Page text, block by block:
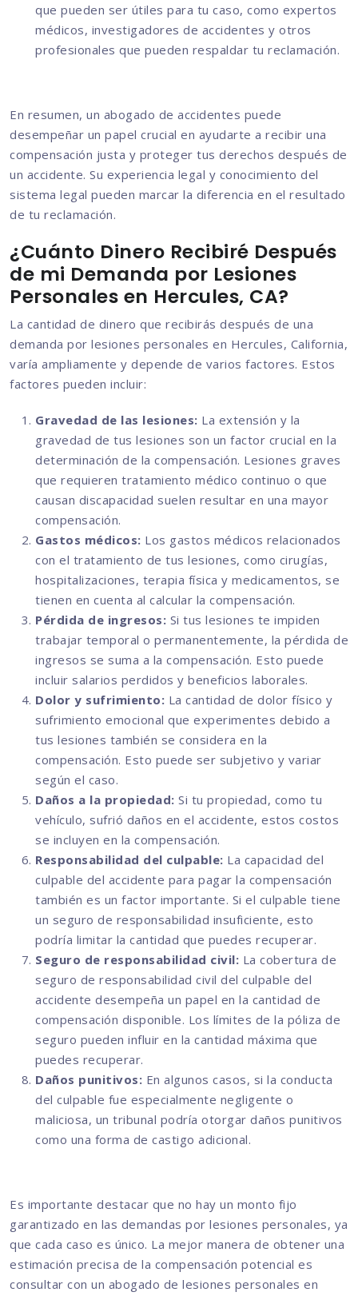
que pueden ser útiles para tu caso, como expertos
médicos, investigadores de accidentes y otros
profesionales que pueden respaldar tu reclamación.
En resumen, un abogado de accidentes puede
desempeñar un papel crucial en ayudarte a recibir una
compensación justa y proteger tus derechos después de
un accidente. Su experiencia legal y conocimiento del
sistema legal pueden marcar la diferencia en el resultado
de tu reclamación.
¿Cuánto Dinero Recibiré Después
de mi Demanda por Lesiones
Personales en Hercules, CA?
La cantidad de dinero que recibirás después de una
demanda por lesiones personales en Hercules, California,
varía ampliamente y depende de varios factores. Estos
factores pueden incluir:
Gravedad de las lesiones: La extensión y la
gravedad de tus lesiones son un factor crucial en la
determinación de la compensación. Lesiones graves
que requieren tratamiento médico continuo o que
causan discapacidad suelen resultar en una mayor
compensación.
Gastos médicos: Los gastos médicos relacionados
con el tratamiento de tus lesiones, como cirugías,
hospitalizaciones, terapia física y medicamentos, se
tienen en cuenta al calcular la compensación.
Pérdida de ingresos: Si tus lesiones te impiden
trabajar temporal o permanentemente, la pérdida de
ingresos se suma a la compensación. Esto puede
incluir salarios perdidos y beneficios laborales.
Dolor y sufrimiento: La cantidad de dolor físico y
sufrimiento emocional que experimentes debido a
tus lesiones también se considera en la
compensación. Esto puede ser subjetivo y variar
según el caso.
Daños a la propiedad: Si tu propiedad, como tu
vehículo, sufrió daños en el accidente, estos costos
se incluyen en la compensación.
Responsabilidad del culpable: La capacidad del
culpable del accidente para pagar la compensación
también es un factor importante. Si el culpable tiene
un seguro de responsabilidad insuficiente, esto
podría limitar la cantidad que puedes recuperar.
Seguro de responsabilidad civil: La cobertura de
seguro de responsabilidad civil del culpable del
accidente desempeña un papel en la cantidad de
compensación disponible. Los límites de la póliza de
seguro pueden influir en la cantidad máxima que
puedes recuperar.
Daños punitivos: En algunos casos, si la conducta
del culpable fue especialmente negligente o
maliciosa, un tribunal podría otorgar daños punitivos
como una forma de castigo adicional.
Es importante destacar que no hay un monto fijo
garantizado en las demandas por lesiones personales, ya
que cada caso es único. La mejor manera de obtener una
estimación precisa de la compensación potencial es
consultar con un abogado de lesiones personales en